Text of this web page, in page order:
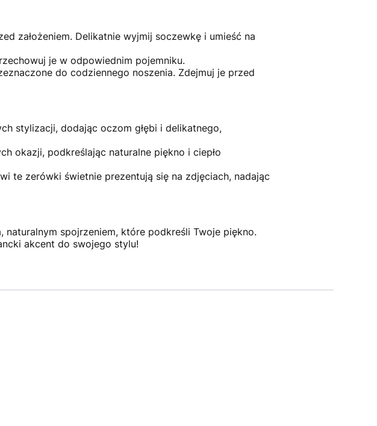
założeniem. Delikatnie wyjmij soczewkę i umieść na
je w odpowiednim pojemniku.
do codziennego noszenia. Zdejmuj je przed
stylizacji, dodając oczom głębi i delikatnego,
okazji, podkreślając naturalne piękno i ciepło
te zerówki świetnie prezentują się na zdjęciach, nadając
naturalnym spojrzeniem, które podkreśli Twoje piękno.
akcent do swojego stylu!